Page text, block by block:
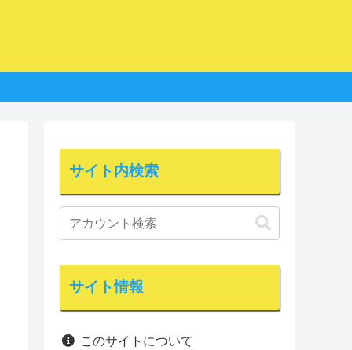
サイト内検索
サイト情報
このサイトについて